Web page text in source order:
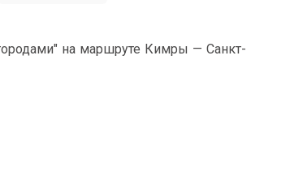
на маршруте Кимры — Санкт-